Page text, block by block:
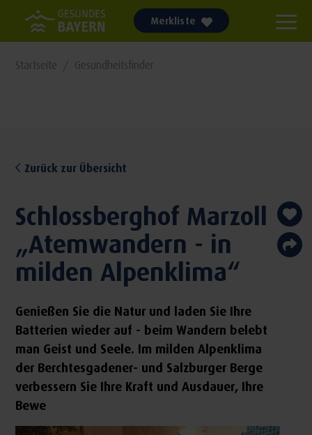
Merkliste
Startseite Gesundheitsfinder
Zurück zur Übersicht
Schlossberghof Marzoll
„Atemwandern - in
milden Alpenklima“
Genießen Sie die Natur und laden Sie Ihre
Batterien wieder auf - beim Wandern belebt
man Geist und Seele. Im milden Alpenklima
der Berchtesgadener- und Salzburger Berge
verbessern Sie Ihre Kraft und Ausdauer, Ihre
Bewe